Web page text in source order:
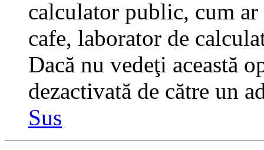
calculator public, cum
cafe, laborator de
Dacă nu vedeţi această
dezactivată de către un
Sus